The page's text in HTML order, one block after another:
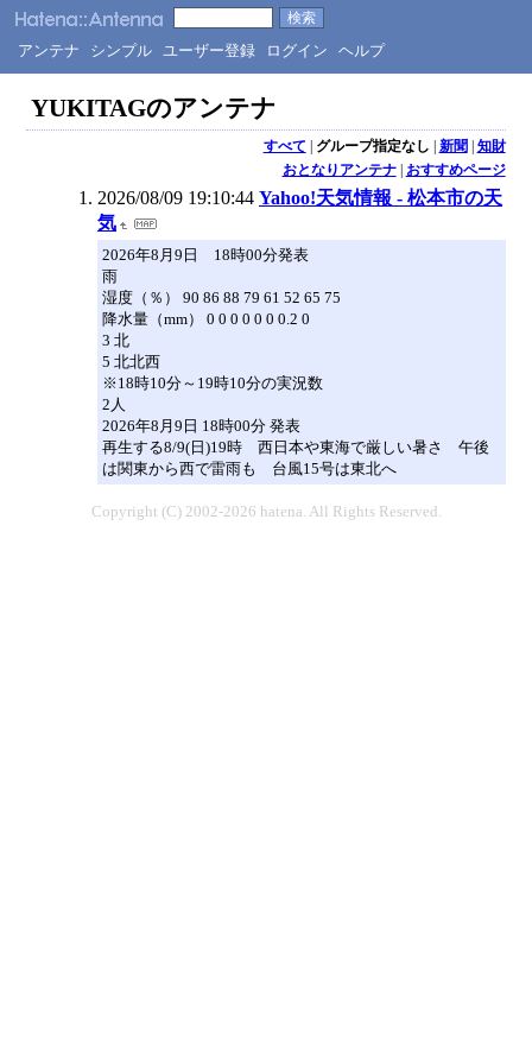
アンテナ シンプル ユーザー登録 ログイン ヘルプ
YUKITAGのアンテナ
すべて | グループ指定なし | 新聞 | 知財
おとなりアンテナ| おすすめページ
2026/08/09 19:10:44 Yahoo!天気情報 - 松本市の天
気
2026年8月9日 18時00分発表
雨
湿度（％） 90 86 88 79 61 52 65 75
降水量（mm） 0 0 0 0 0 0 0.2 0
3 北
5 北北西
※18時10分～19時10分の実況数
2人
2026年8月9日 18時00分 発表
再生する8/9(日)19時 西日本や東海で厳しい暑さ 午後
は関東から西で雷雨も 台風15号は東北へ
Copyright (C) 2002-2026 hatena. All Rights Reserved.